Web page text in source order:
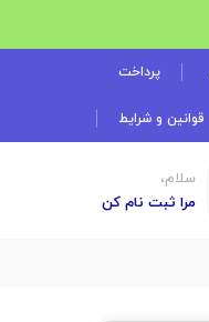
پرداخت
قوانین و شرایط
سلام،
مرا ثبت نام کن